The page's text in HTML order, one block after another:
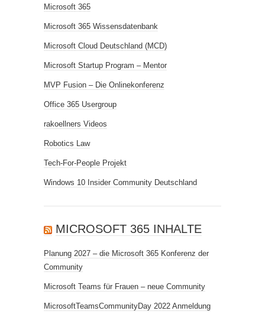
Microsoft 365
Microsoft 365 Wissensdatenbank
Microsoft Cloud Deutschland (MCD)
Microsoft Startup Program – Mentor
MVP Fusion – Die Onlinekonferenz
Office 365 Usergroup
rakoellners Videos
Robotics Law
Tech-For-People Projekt
Windows 10 Insider Community Deutschland
MICROSOFT 365 INHALTE
Planung 2027 – die Microsoft 365 Konferenz der
Community
Microsoft Teams für Frauen – neue Community
MicrosoftTeamsCommunityDay 2022 Anmeldung